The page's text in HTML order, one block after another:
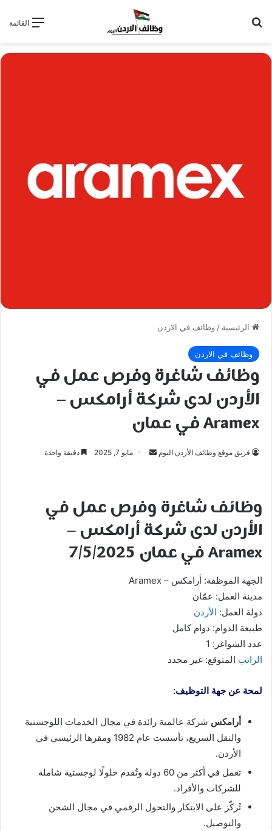
القائمة
الرئيسية / وظائف في الاردن
وظائف في الاردن
وظائف شاغرة وفرص عمل في
الأردن لدى شركة أرامكس –
Aramex في عمان
فريق موقع وظائف الأردن اليوم
أرسل مايو 7, 2025 دقيقة واحدة
وظائف شاغرة وفرص عمل في
الأردن لدى شركة أرامكس –
Aramex في عمان 7/5/2025
الجهة الموظفة: أرامكس – Aramex
مدينة العمل: عمّان
دولة العمل: الأردن
طبيعة الدوام: دوام كامل
عدد الشواغر: 1
الراتب المتوقع: غير محدد
لمحة عن جهة التوظيف:
أرامكس شركة عالمية رائدة في مجال الخدمات اللوجستية
والنقل السريع، تأسست عام 1982 ومقرها الرئيسي في
الأردن.
تعمل في أكثر من 60 دولة وتُقدم حلولًا لوجستية شاملة
للشركات والأفراد.
تُركّز على الابتكار والتحول الرقمي في مجال الشحن
والتوصيل.